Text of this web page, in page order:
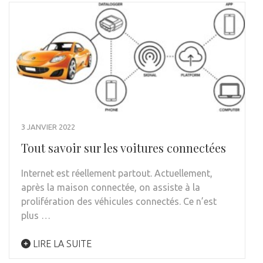
3 JANVIER 2022
Tout savoir sur les voitures connectées
Internet est réellement partout. Actuellement,
après la maison connectée, on assiste à la
prolifération des véhicules connectés. Ce n’est
plus …
LIRE LA SUITE